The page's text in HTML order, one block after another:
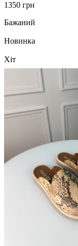
1350 грн
Бажаний
Новинка
Хіт